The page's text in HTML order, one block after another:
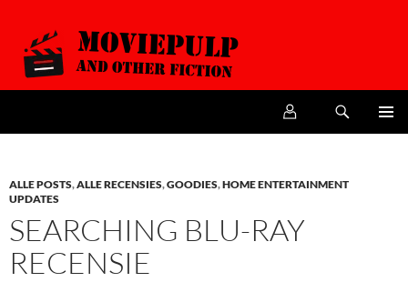
INHOUD
ALLE POSTS,ALLE RECENSIES,GOODIES,HOME ENTERTAINMENT
UPDATES
SEARCHING BLU-RAY
RECENSIE